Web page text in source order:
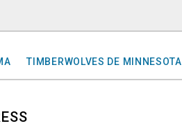
TIMBERWOLVES DE MINNESOTA